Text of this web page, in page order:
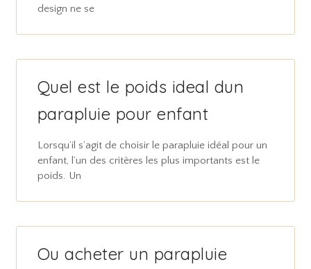
design ne se
Quel est le poids ideal dun
parapluie pour enfant
Lorsqu’il s’agit de choisir le parapluie idéal pour un
enfant, l’un des critères les plus importants est le
poids. Un
Ou acheter un parapluie